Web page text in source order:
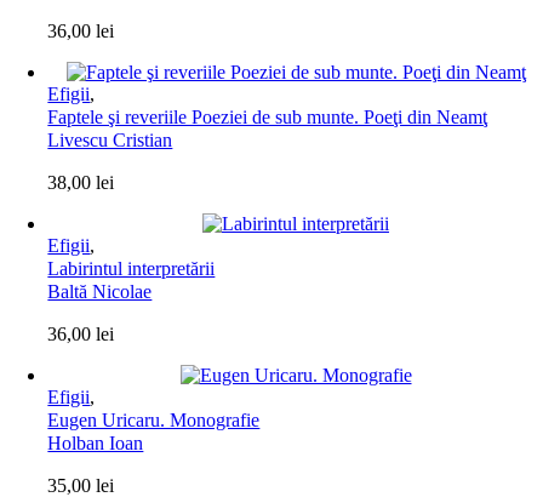
36,00lei
Efigii,
Faptele şi reveriile Poeziei de sub munte. Poeţi din Neamţ
Livescu Cristian
38,00lei
Efigii,
Labirintul interpretării
Baltă Nicolae
36,00lei
Efigii,
Eugen Uricaru. Monografie
Holban Ioan
35,00lei